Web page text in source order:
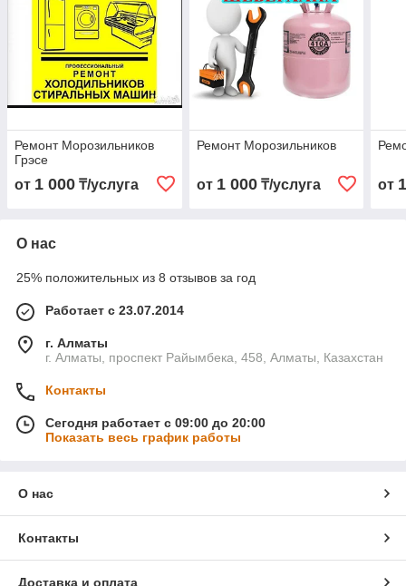
Ремонт Морозильников
Грэсе
от 1 000 ₸/услуга
Ремонт Морозильников
от 1 000₸/услуга от
О нас
25% положительных из 8 отзывов за год
Работает с 23.07.2014
г. Алматы
г. Алматы, проспект Райымбека, 458, Алматы, Казахстан
Контакты
Сегодня работает с 09:00 до 20:00
Показать весь график работы
О нас
Контакты
Доставка и оплата